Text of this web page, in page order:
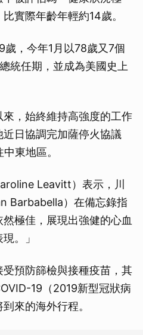
實際年齡年輕約14歲。
，今年1月以78歲又7個
統任期，並成為美國史上
，始終維持高強度的工作
日協調完加薩停火協議
東地區。
Leavitt）表示，川
Barbabella）在備忘錄指
極佳，展現出強健的心血
。」
預防篩檢與接種疫苗，其
19（2019新型冠狀病
來的海外行程。